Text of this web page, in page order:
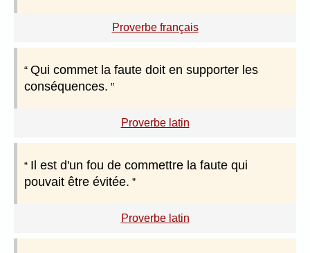
Proverbe français
Qui commet la faute doit en supporter les
conséquences.
Proverbe latin
Il est d'un fou de commettre la faute qui
pouvait être évitée.
Proverbe latin